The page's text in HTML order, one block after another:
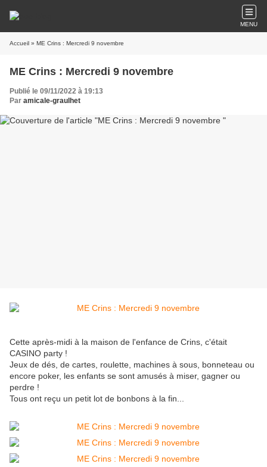
MENU
Accueil » ME Crins : Mercredi 9 novembre
ME Crins : Mercredi 9 novembre
Publié le 09/11/2022 à 19:13
Par amicale-graulhet
Cette après-midi à la maison de l'enfance de Crins, c'était
CASINO party !
Jeux de dés, de cartes, roulette, machines à sous, bonneteau ou
encore poker, les enfants se sont amusés à miser, gagner ou
perdre !
Tous ont reçu un petit lot de bonbons à la fin...